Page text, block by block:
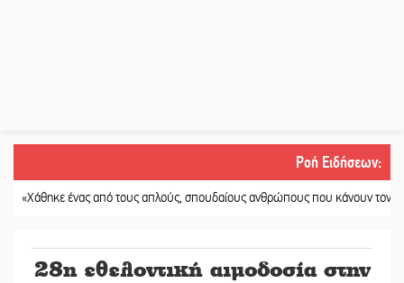
Ροή Ειδήσεων:
ένας από τους απλούς, σπουδαίους ανθρώπους που κάνουν τον κόσμο
28η εθελοντική αιμοδοσία στην